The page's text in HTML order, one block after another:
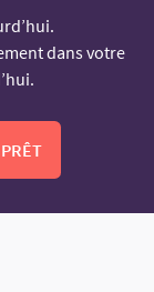
dans votre